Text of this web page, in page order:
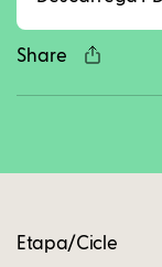
Share
Etapa/Cicle